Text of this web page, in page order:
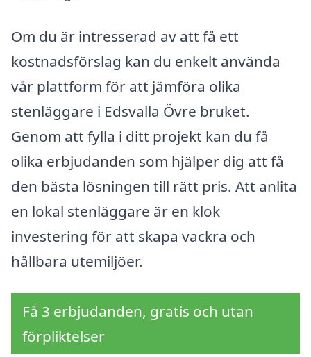
Om du är intresserad av att få ett
kostnadsförslag kan du enkelt använda
vår plattform för att jämföra olika
stenläggare i Edsvalla Övre bruket.
Genom att fylla i ditt projekt kan du få
olika erbjudanden som hjälper dig att få
den bästa lösningen till rätt pris. Att anlita
en lokal stenläggare är en klok
investering för att skapa vackra och
hållbara utemiljöer.
Få 3 erbjudanden, gratis och utan
förpliktelser